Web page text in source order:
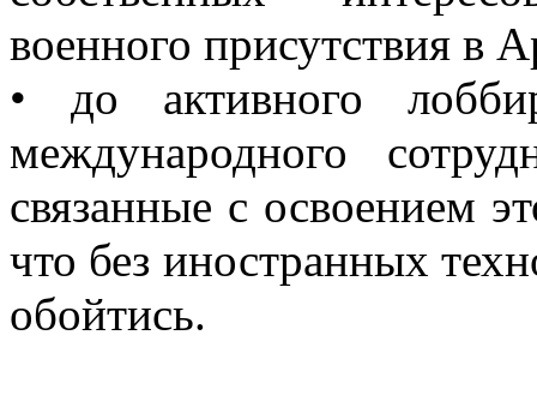
военного присутствия в
• до активного
международного
связанные с освоением
что без иностранных
обойтись.